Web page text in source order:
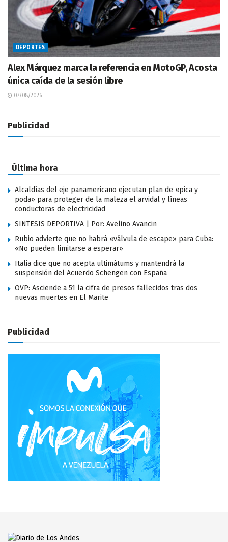
DEPORTES
Alex Márquez marca la referencia en MotoGP, Acosta
única caída de la sesión libre
07/08/2026
Publicidad
Última hora
Alcaldías del eje panamericano ejecutan plan de «pica y
poda» para proteger de la maleza el arvidal y líneas
conductoras de electricidad
SINTESIS DEPORTIVA | Por: Avelino Avancin
Rubio advierte que no habrá «válvula de escape» para Cuba:
«No pueden limitarse a esperar»
Italia dice que no acepta ultimátums y mantendrá la
suspensión del Acuerdo Schengen con España
OVP: Asciende a 51 la cifra de presos fallecidos tras dos
nuevas muertes en El Marite
Publicidad